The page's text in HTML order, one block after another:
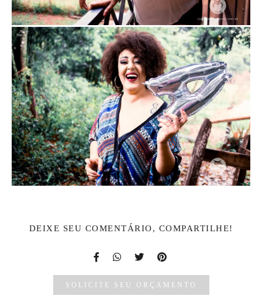
DEIXE SEU COMENTÁRIO, COMPARTILHE!
SOLICITE SEU ORÇAMENTO